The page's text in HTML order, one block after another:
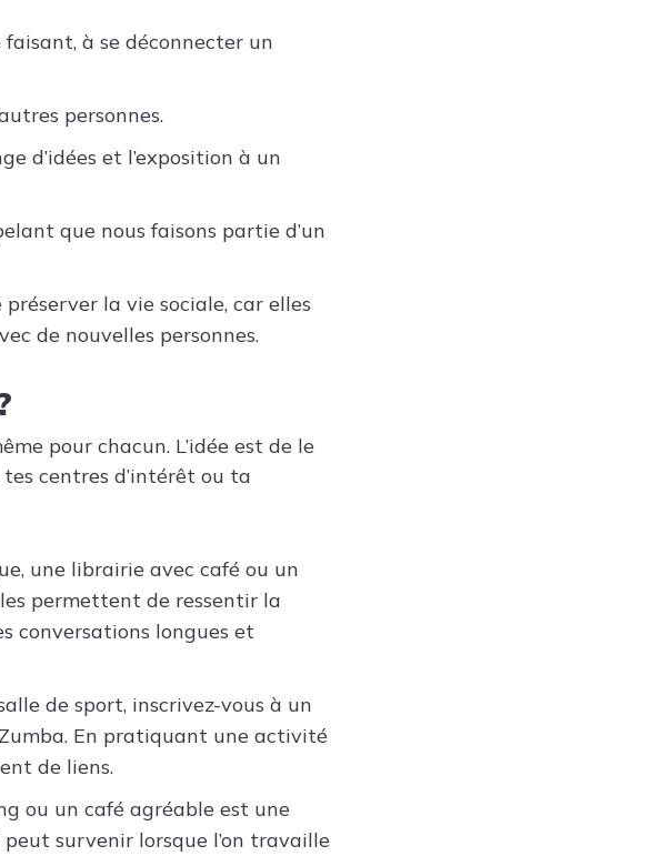
à se déconnecter un
personnes.
d’idées et l’exposition à un
que nous faisons partie d’un
la vie sociale, car elles
de nouvelles personnes.
pour chacun. L’idée est de le
centres d’intérêt ou ta
une librairie avec café ou un
permettent de ressentir la
conversations longues et
de sport, inscrivez-vous à un
En pratiquant une activité
de liens.
ou un café agréable est une
survenir lorsque l’on travaille